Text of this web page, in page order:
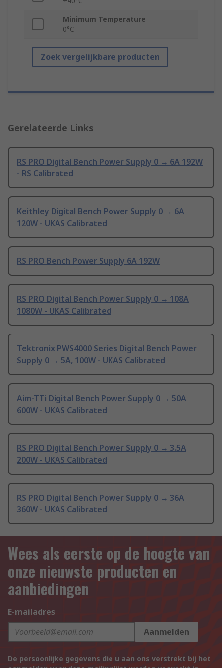
Minimum Temperature
0°C
Zoek vergelijkbare producten
Gerelateerde Links
RS PRO Digital Bench Power Supply 0 → 6A 192W
- RS Calibrated
Keithley Digital Bench Power Supply 0 → 6A
120W - UKAS Calibrated
RS PRO Bench Power Supply 6A 192W
RS PRO Digital Bench Power Supply 0 → 108A
1080W - UKAS Calibrated
Tektronix PWS4000 Series Digital Bench Power
Supply 0 → 5A, 100W - UKAS Calibrated
Aim-TTi Digital Bench Power Supply 0 → 50A
600W - UKAS Calibrated
RS PRO Digital Bench Power Supply 0 → 3.5A
200W - UKAS Calibrated
RS PRO Digital Bench Power Supply 0 → 36A
360W - UKAS Calibrated
Wees als eerste op de hoogte van
onze nieuwste producten en
aanbiedingen
E-mailadres
Aanmelden
De persoonlijke gegevens die u aan ons verstrekt bij het